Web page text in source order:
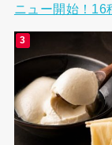
ニュー開始！16